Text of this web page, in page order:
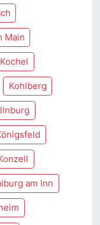
Main
Kochel
Kohlberg
am Inn